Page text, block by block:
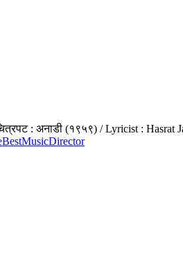
: अनाडी (१९५९) / Lyricist : Hasrat